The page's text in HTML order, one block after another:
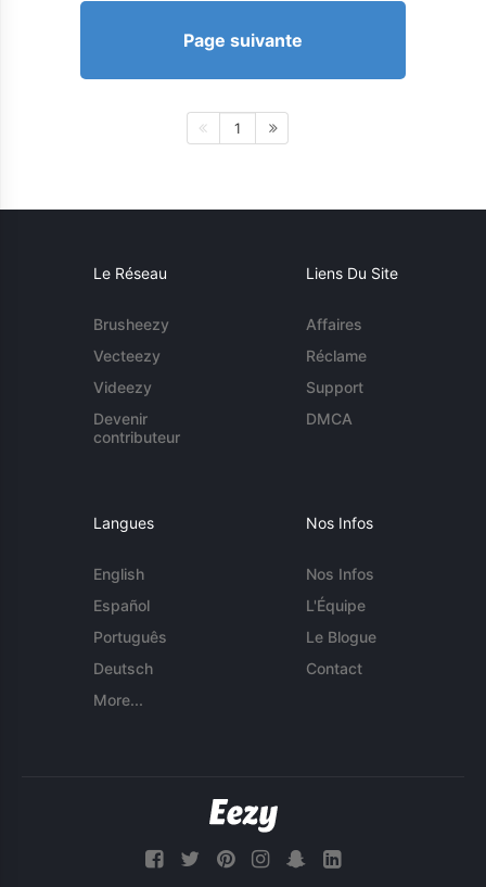
Page suivante
1
Le Réseau
Brusheezy
Vecteezy
Videezy
Devenir
contributeur
Liens Du Site
Affaires
Réclame
Support
DMCA
Langues
English
Español
Português
Deutsch
More...
Nos Infos
Nos Infos
L'Équipe
Le Blogue
Contact